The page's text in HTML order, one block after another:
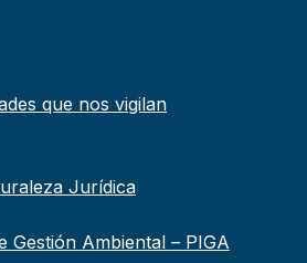
que nos vigilan
Jurídica
Gestión Ambiental – PIGA